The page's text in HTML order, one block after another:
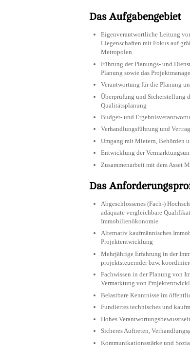
Das Aufgabengebiet
Eigenverantwortliche Leitung
Liegenschaften mit Fokus auf
Metropolen
Führung der Planungs- und
Planung sowie das
Verantwortung für die Planung
Überprüfung und Sicherstellung
Qualitätsplanung
Budget- und
Verhandlungsführung und
Umgang mit Mietern, Behörden
Entwicklung der
Zusammenarbeit mit dem Asset
Das
Abgeschlossenes (Fach-)
adäquate vergleichbare
Immobilienökonomie
Alternativ kaufmännisches
Projektentwicklung
Mehrjährige Erfahrung in der
projektsteuernder bzw.
Fachwissen in der Planung von
Vermarktung von
Belastbare Kenntnisse im
Fundiertes technisches und
Hohes
Sicheres Auftreten,
Kommunikationsstärke und